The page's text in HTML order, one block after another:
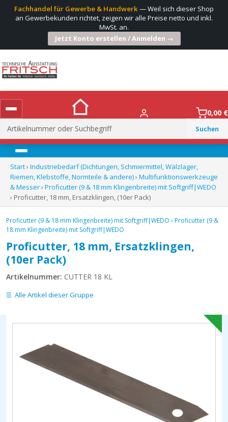
Fachhandel für Gewerbe & Handwerk— Weil sich dieser Shop
an Gewerbekunden richtet, zeigen wir alle Preise netto und inkl.
MwSt. an.
Jetzt Konto erstellen / Anmelden →
Suchen
nach:
0,00 €
Menü
Start› Industriebedarf (Dichtungen, Schmiermittel, Wälzlager,
Riemen, Klebstoffe, Normteile & andere)› Multifunktionswerkzeuge
& Messer› Proficutter (9 & 18 mm Klingenbreite) mit Softgriff|WEDO
› Proficutter, 18 mm, Ersatzklingen, (10er Pack)
Proficutter (9 & 18 mm Klingenbreite) mit Softgriff|WEDO › Proficutter (9 &
18 mm Klingenbreite) mit Softgriff|WEDO
Proficutter, 18 mm, Ersatzklingen,
(10er Pack)
Artikelnummer: CUTTER 18 KL
Alle Artikel dieser Gruppe